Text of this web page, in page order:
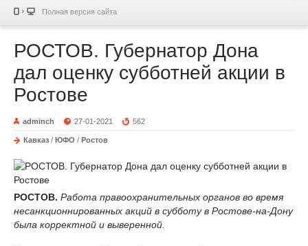
Полная версия сайта
РОСТОВ. Губернатор Дона
дал оценку субботней акции в
Ростове
adminch 27-01-2021 562
Кавказ / ЮФО / Ростов
РОСТОВ. Работа правоохранительных органов во время
несанкционнированных акций в субботу в Ростове-на-Дону
была корректной и выверенной.